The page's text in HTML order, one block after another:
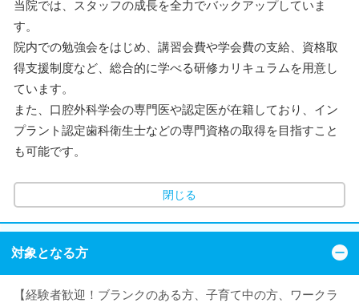
当院では、スタッフの成長を全力でバックアップしていま
す。
院内での勉強会をはじめ、講習会費や学会費の支給、資格取
得支援制度など、総合的に学べる研修カリキュラムを用意し
ています。
また、口腔外科学会の専門医や認定医が在籍しており、イン
プラント認定歯科衛生士などの専門資格の取得を目指すこと
も可能です。
閉じる
対象となる方
【経験者歓迎！ブランクのある方、子育て中の方、ワークラ